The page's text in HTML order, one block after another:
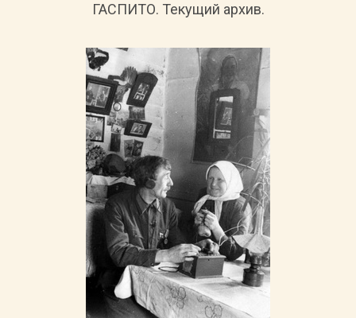
ГАСПИТО. Текущий архив.